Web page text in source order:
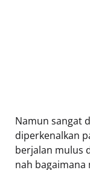
Namun sangat
diperkenalkan
berjalan mulus
nah